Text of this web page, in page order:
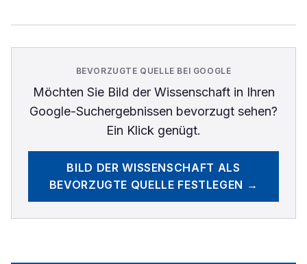
BEVORZUGTE QUELLE BEI GOOGLE
Möchten Sie Bild der Wissenschaftin Ihren
Google-Suchergebnissen bevorzugt sehen?
Ein Klick genügt.
BILD DER WISSENSCHAFT ALS
BEVORZUGTE QUELLE FESTLEGEN →